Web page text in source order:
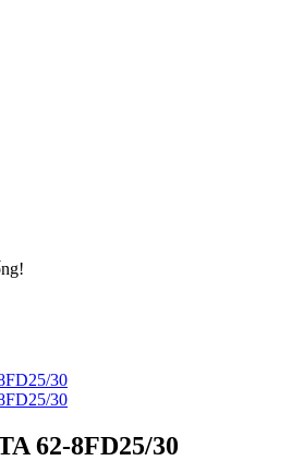
62-8FD25/30